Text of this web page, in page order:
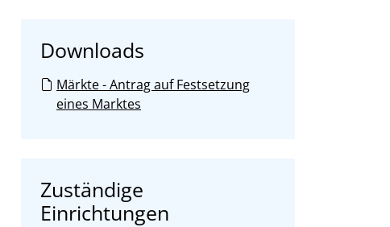
Downloads
Märkte - Antrag auf Festsetzung
eines Marktes
Zuständige
Einrichtungen